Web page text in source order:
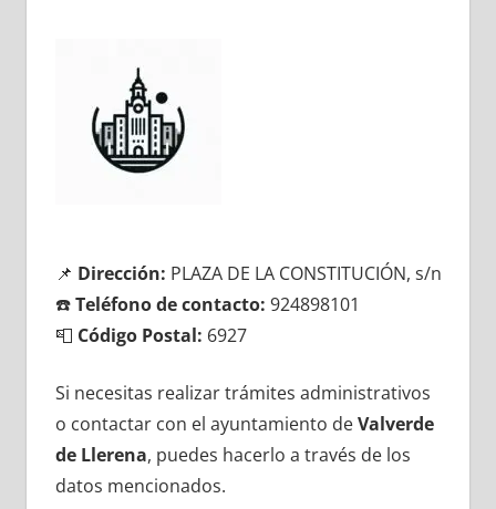
📌 Dirección: PLAZA DE LA CONSTITUCIÓN, s/n
☎️Teléfono dе contacto: 924898101
📮 Código Postal: 6927
Si necesitas realizar trámites administrativos
ο contactar сοn el ayuntamiento dеValverde
dе Llerena, puedes hacerlo а través dе los
datos mencionados.